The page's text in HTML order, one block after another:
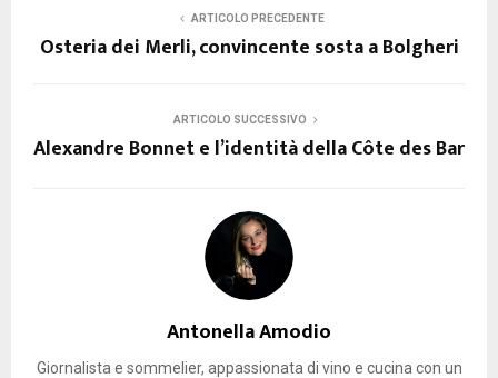
ARTICOLO PRECEDENTE
Osteria dei Merli, convincente sosta a Bolgheri
ARTICOLO SUCCESSIVO
Alexandre Bonnet e l’identità della Côte des Bar
Antonella Amodio
Giornalista e sommelier, appassionata di vino e cucina con un